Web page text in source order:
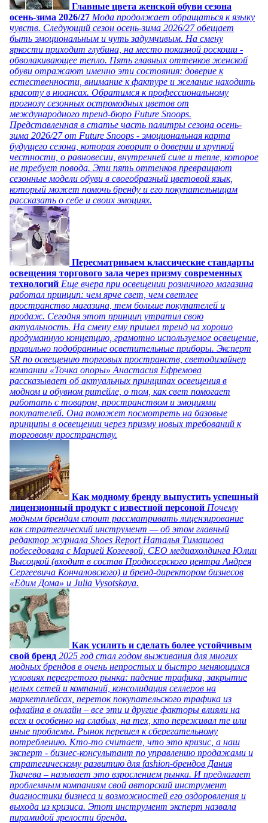
Главные цвета женской обуви сезона
осень-зима 2026/27 Мода продолжает обращаться к языку
чувств. Следующий сезон осень-зима 2026/27 обещает
быть эмоциональным и чуть задумчивым. На смену
яркости приходит глубина, на место показной роскоши -
обволакивающее тепло. Пять главных оттенков женской
обуви отражают именно эти состояния: доверие к
естественности, внимание к фактуре и желание находить
красоту в нюансах. Обратимся к профессиональному
прогнозу сезонных остромодных цветов от
международного тренд-бюро Future Snoops.
Представленная в статье часть палитры сезона осень-
зима 2026/27 от Future Snoops - эмоциональная карта
будущего сезона, которая говорит о доверии и хрупкой
честности, о равновесии, внутренней силе и тепле, которое
не требует повода. Эти пять оттенков превращают
сезонные модели обуви в своеобразный цветовой язык,
который может помочь бренду и его покупательницам
рассказать о себе и своих эмоциях.
Пересматриваем классические стандарты
освещения торгового зала через призму современных
технологий Еще вчера при освещении розничного магазина
работал принцип: чем ярче свет, чем светлее
пространство магазина, тем больше покупателей и
продаж. Сегодня этот принцип утратил свою
актуальность. На смену ему пришел тренд на хорошо
продуманную концепцию, грамотно используемое освещение,
правильно подобранные осветительные приборы. Эксперт
SR по освещению торговых пространств, светодизайнер
компании «Точка опоры» Анастасия Ефремова
рассказывает об актуальных принципах освещения в
модном и обувном ритейле, о том, как свет помогает
работать с товаром, пространством и эмоциями
покупателей. Она поможет посмотреть на базовые
принципы в освещении через призму новых требований к
торговому пространству.
Как модному бренду выпустить успешный
лицензионный продукт с известной персоной Почему
модным брендам стоит рассматривать лицензирование
как стратегический инструмент — об этом главный
редактор журнала Shoes Report Наталья Тимашова
побеседовала с Марией Козеевой, СЕО медиахолдинга Юлии
Высоцкой (входит в состав Продюсерского центра Андрея
Сергеевича Кончаловского) и бренд-директором бизнесов
«Едим Дома» и Julia Vysotskaya.
Как усилить и сделать более устойчивым
свой бренд 2025 год стал годом выживания для многих
модных брендов в очень непростых и быстро меняющихся
условиях перегретого рынка: падение трафика, закрытие
целых сетей и компаний, консолидация селлеров на
маркетплейсах, переток покупательского трафика из
офлайна в онлайн – все эти и другие факторы влияли на
всех и особенно на слабых, на тех, кто переживал те или
иные проблемы. Рынок перешел к сберегательному
потреблению. Кто-то считает, что это кризис, а наш
эксперт - бизнес-консультант по управлению продажами и
стратегическому развитию для fashion-брендов Дания
Ткачева – называет это взрослением рынка. И предлагает
проблемным компаниям свой авторский инструмент
диагностики бизнеса и возможностей его оздоровления и
выхода из кризиса. Этот инструмент эксперт назвала
пирамидой зрелости бренда.